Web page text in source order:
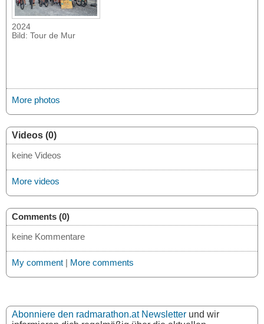
2024
Bild: Tour de Mur
More photos
Videos (0)
keine Videos
More videos
Comments (0)
keine Kommentare
My comment | More comments
Abonniere den radmarathon.at Newsletter und wir